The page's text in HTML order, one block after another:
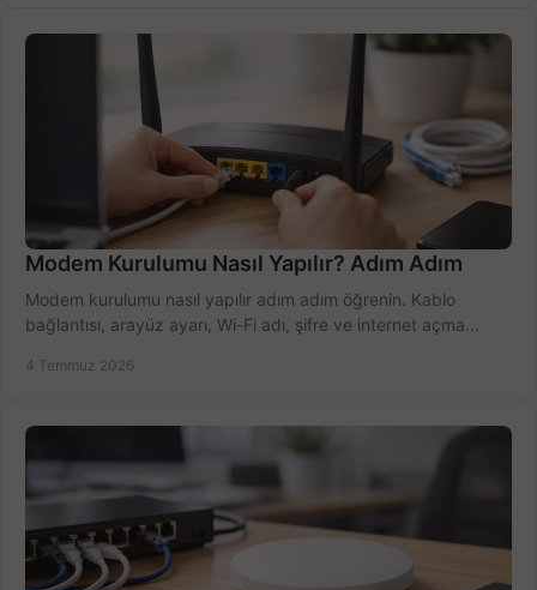
Modem Kurulumu Nasıl Yapılır? Adım Adım
Modem kurulumu nasıl yapılır adım adım öğrenin. Kablo
bağlantısı, arayüz ayarı, Wi-Fi adı, şifre ve internet açma
4 Temmuz 2026